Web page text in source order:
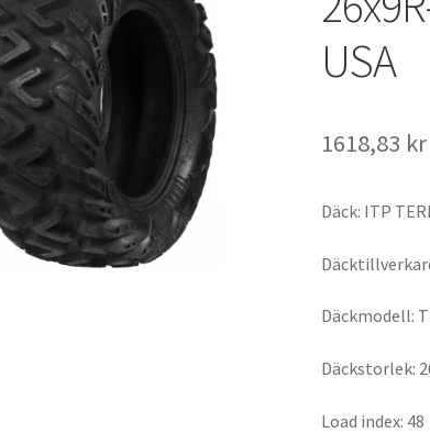
USA
1618,83 kr
Däck: ITP
Däckmodell:
Däckstorlek:
Load index: 48